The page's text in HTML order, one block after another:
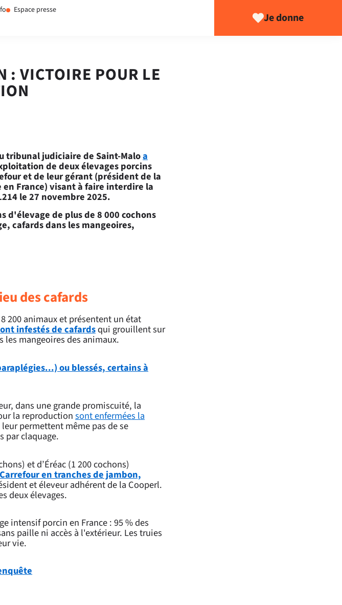
Espace presse
Je donne
: VICTOIRE POUR LE
tribunal judiciaire de Saint-Maloa
de deux élevages porcins
et de leur gérant (président de la
France) visant à faire interdire la
le 27 novembre 2025.
d'élevage de plus de 8 000 cochons
cafards dans les mangeoires,
des cafards
200 animaux et présentent un état
infestés de cafardsqui grouillent sur
les mangeoires des animaux.
ou blessés, certains à
dans une grande promiscuité, la
la reproductionsont enfermées la
permettent même pas de se
par claquage.
et d’Éréac (1 200 cochons)
en tranches de jambon,
et éleveur adhérent de la Cooperl.
deux élevages.
intensif porcin en France : 95 % des
paille ni accès à l'extérieur. Les truies
vie.